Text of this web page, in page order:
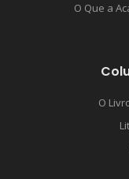
O Que a
O